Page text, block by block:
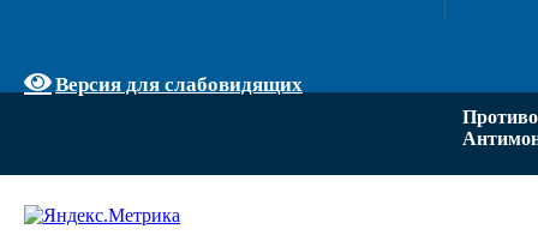
Версия для слабовидящих